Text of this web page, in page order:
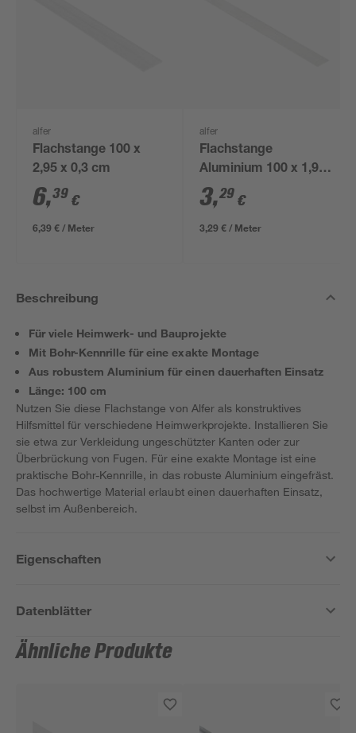
alfer
Flachstange 100 x
2,95 x 0,3 cm
6,39 €
6,39 € / Meter
alfer
Flachstange
Aluminium 100 x 1,95
x 0,2 cm
3,29 €
3,29 € / Meter
Beschreibung
Für viele Heimwerk- und Bauprojekte
Mit Bohr-Kennrille für eine exakte Montage
Aus robustem Aluminium für einen dauerhaften Einsatz
Länge: 100 cm
Nutzen Sie diese Flachstange von Alfer als konstruktives
Hilfsmittel für verschiedene Heimwerkprojekte. Installieren Sie
sie etwa zur Verkleidung ungeschützter Kanten oder zur
Überbrückung von Fugen. Für eine exakte Montage ist eine
praktische Bohr-Kennrille, in das robuste Aluminium eingefräst.
Das hochwertige Material erlaubt einen dauerhaften Einsatz,
selbst im Außenbereich.
Eigenschaften
Datenblätter
Ähnliche Produkte